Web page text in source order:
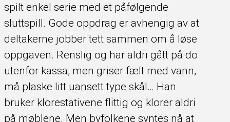
spilt enkel serie med et påfølgende
sluttspill. Gode oppdrag er avhengig av at
deltakerne jobber tett sammen om å løse
oppgaven. Renslig og har aldri gått på do
utenfor kassa, men griser fælt med vann,
må plaske litt uansett type skål… Han
bruker klorestativene flittig og klorer aldri
på møblene. Men byfolkene syntes nå at